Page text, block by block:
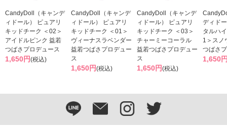
CandyDoll（キャンデ
ィドール） ピュアリ
キッドチーク ＜02＞
アイドルピンク 益若
つばさプロデュース
1,650円(税込)
CandyDoll（キャンデ
ィドール） ピュアリ
キッドチーク ＜01＞
ヴィーナスラベンダー
益若つばさプロデュー
ス
1,650円(税込)
CandyDoll（キャンデ
ィドール） ピュアリ
キッドチーク ＜03＞
チャーミーコーラル
益若つばさプロデュー
ス
1,650円(税込)
ディド
タルハ
1＞スノ
つばさ
1,650